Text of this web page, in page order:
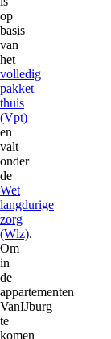
op
basis
van
het
volledig
pakket
thuis
(Vpt)
en
valt
onder
de
Wet
langdurige
zorg
(Wlz).
Om
in
de
appartementen
VanIJburg
te
komen